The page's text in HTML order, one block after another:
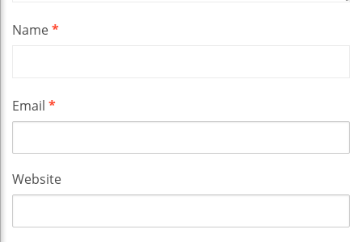
Name*
Email *
Website